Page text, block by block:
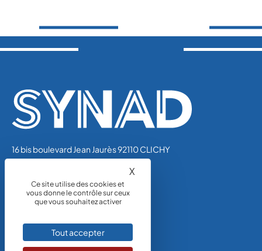
16 bis boulevard Jean Jaurès 92110 CLICHY
synad@unicem.fr
Ce site utilise des cookies et
vous donne le contrôle sur ceux
que vous souhaitez activer
Tout accepter
X